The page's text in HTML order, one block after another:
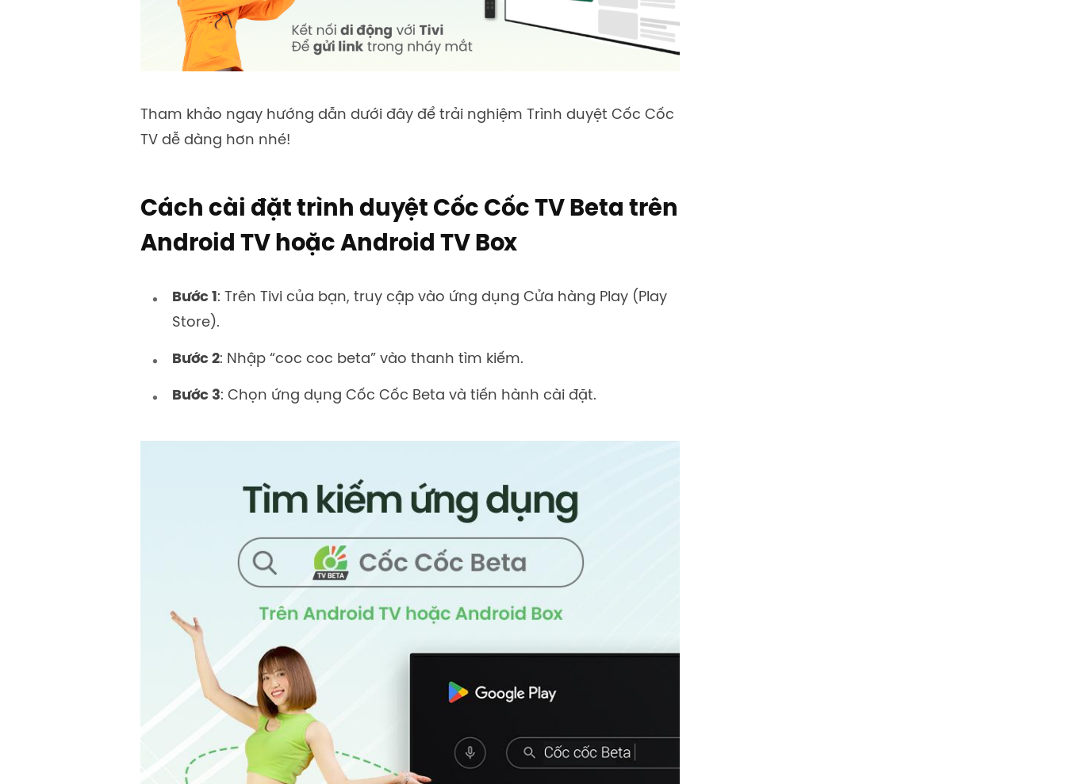
Tham khảo ngay hướng dẫn dưới đây để trải nghiệm Trình duyệt Cốc Cốc
TV dễ dàng hơn nhé!
Cách cài đặt trình duyệt Cốc Cốc TV Beta trên
Android TV hoặc Android TV Box
Bước 1 : Trên Tivi của bạn, truy cập vào ứng dụng Cửa hàng Play (Play
Store).
Bước 2: Nhập “coc coc beta” vào thanh tìm kiếm.
Bước 3: Chọn ứng dụng Cốc Cốc Beta và tiến hành cài đặt.